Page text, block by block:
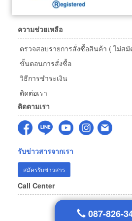
ความช่วยเหลือ
ตรวจสอบรายการสั่งซื้อสินค้า ( ไม่ส
ขั้นตอนการสั่งซื้อ
วิธีการชำระเงิน
ติดต่อเรา
ติดตามเรา
รับข่าวสารจากเรา
สมัครรับข่าวสาร
Call Center
087-826-